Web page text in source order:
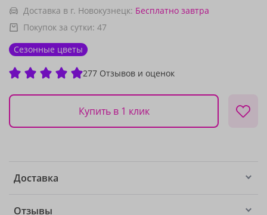
Доставка в г. Новокузнецк: Бесплатно завтра
Покупок за сутки: 47
Сезонные цветы
277 Отзывов и оценок
Купить в 1 клик
Доставка
Отзывы